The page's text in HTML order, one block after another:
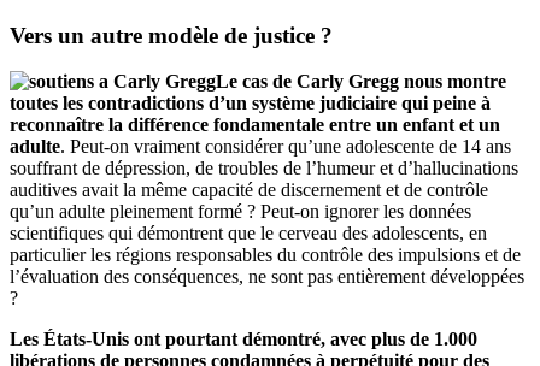
Vers un autre modèle de justice ?
Le cas de Carly Gregg nous montre
toutes les contradictions d’un système judiciaire qui peine à
reconnaître la différence fondamentale entre un enfant et un
adulte. Peut-on vraiment considérer qu’une adolescente de 14 ans
souffrant de dépression, de troubles de l’humeur et d’hallucinations
auditives avait la même capacité de discernement et de contrôle
qu’un adulte pleinement formé ? Peut-on ignorer les données
scientifiques qui démontrent que le cerveau des adolescents, en
particulier les régions responsables du contrôle des impulsions et de
l’évaluation des conséquences, ne sont pas entièrement développées
?
Les États-Unis ont pourtant démontré, avec plus de 1.000
libérations de personnes condamnées à perpétuité pour des